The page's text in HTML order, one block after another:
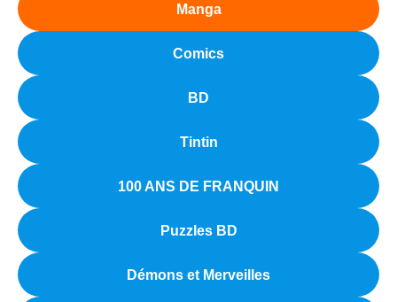
Manga
Comics
BD
Tintin
100 ANS DE FRANQUIN
Puzzles BD
Démons et Merveilles